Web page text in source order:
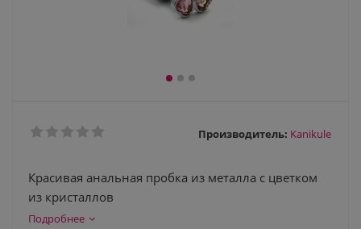
Производитель: Kanikule
Красивая анальная пробка из металла с цветком
из кристаллов
Подробнее